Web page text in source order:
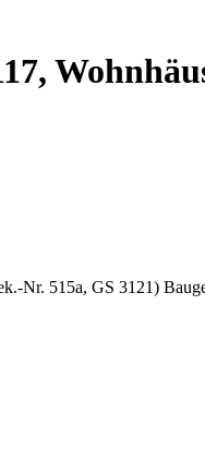
Nr. 515a, GS 3121)